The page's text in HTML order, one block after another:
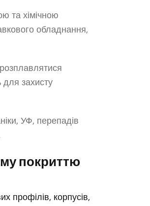
та хімічною
обладнання,
для захисту
УФ, перепадів
покриттю
профілів, корпусів,